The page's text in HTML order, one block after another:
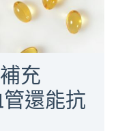
充
還能抗